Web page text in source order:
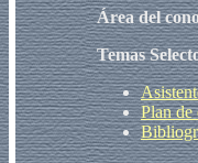
Área del
Temas
Plan de